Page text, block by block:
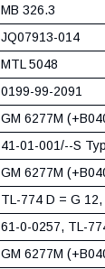
MB 326.3
JQ07913-014
MTL 5048
0199-99-2091
GM 6277M
41-01-001/--S
GM 6277M
TL-774 D = G
61-0-0257, TL-
GM 6277M